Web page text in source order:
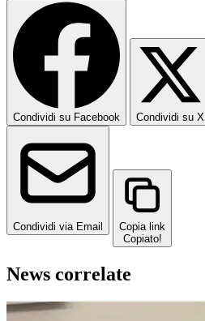
Condividi su Facebook Condividi su X
Condividi via Email
Copia link
Copiato!
News correlate